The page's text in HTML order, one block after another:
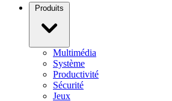
Produits
Multimédia
Système
Productivité
Sécurité
Jeux